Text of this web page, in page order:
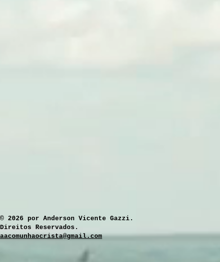
​© 2026 por Anderson Vicente Gazzi.
Direitos Reservados.
aacomunhaocrista@gmail.com